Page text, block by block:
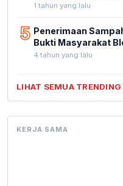
1 tahun yang lalu
5 Penerimaan
Bukti Masyarakat
4 tahun yang lalu
LIHAT SEMUA TRENDING
KERJA SAMA